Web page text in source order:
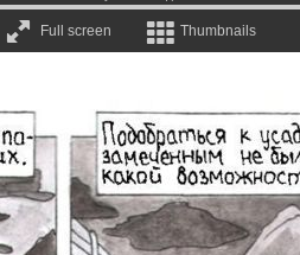
Full screen Thumbnails